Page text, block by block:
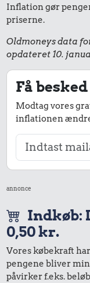
Inflation gør
priserne.
Oldmoneys data
opdateret 10.
Få
Modtag vores
inflationen
annonce
Indkøb:
0,50 kr.
Vores købekraft
pengene bliver
påvirker f.eks.